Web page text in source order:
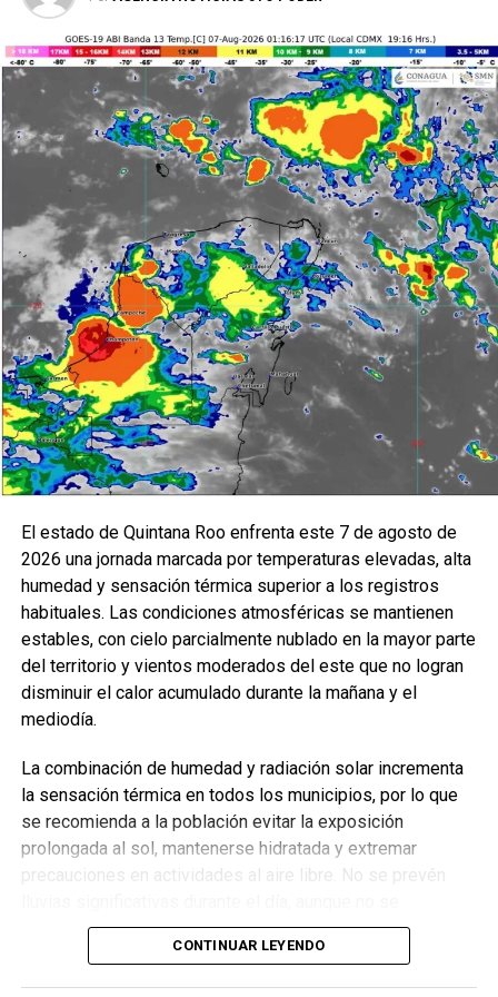
El Comité conoció además los resultados de la evaluación
del Informe Anual del Sistema de Control Interno, así
como el avance del Programa de Ética y las acciones
orientadas a promover una cultura de integridad,
transparencia y rendición de cuentas dentro de la
dependencia. Estos esfuerzos buscan consolidar
prácticas institucionales que garanticen un ejercicio
responsable de los recursos públicos y una
administración más eficiente.
Carlos Flores Hidalgo destacó que el fortalecimiento del
control interno representa un compromiso permanente con
acción emprendida por AGEPRO contribuye a construir
instituciones más sólidas y confiables para las y los
quintanarroenses.
Fuente: 5to Poder Agencia de Noticias
El estado de Quintana Roo enfrenta este 7 de agosto de
2026 una jornada marcada por temperaturas elevadas, alta
humedad y sensación térmica superior a los registros
habituales. Las condiciones atmosféricas se mantienen
estables, con cielo parcialmente nublado en la mayor parte
del territorio y vientos moderados del este que no logran
disminuir el calor acumulado durante la mañana y el
mediodía.
La combinación de humedad y radiación solar incrementa
la sensación térmica en todos los municipios, por lo que
se recomienda a la población evitar la exposición
prolongada al sol, mantenerse hidratada y extremar
precauciones en actividades al aire libre. No se prevén
descartan chubascos aislados por la tarde en la zona sur.
CONTINUAR LEYENDO